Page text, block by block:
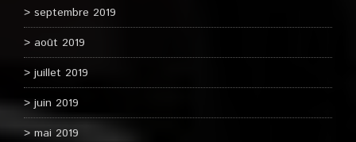
septembre 2019
août 2019
juillet 2019
juin 2019
mai 2019